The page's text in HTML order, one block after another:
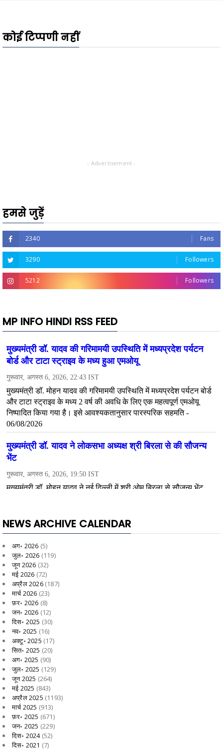
कोई टिप्पणी नहीं
- Advertisement -
हमसे जुड़ें
2340 Fans
3290 Followers
5212 Followers
MP INFO HINDI RSS FEED
NEWS ARCHIVE CALENDAR
अग॰ 2026 (5)
जुल॰ 2026 (119)
जून 2026 (32)
मई 2026 (72)
अप्रैल 2026(187)
मार्च 2026 (23)
फ़र॰ 2026 (8)
जन॰ 2026 (12)
दिस॰ 2025 (30)
नव॰ 2025 (16)
अक्टू॰ 2025 (17)
सित॰ 2025 (20)
अग॰ 2025 (90)
जुल॰ 2025 (129)
जून 2025 (264)
मई 2025 (843)
अप्रैल 2025 (1193)
मार्च 2025 (913)
फ़र॰ 2025 (671)
जन॰ 2025 (229)
दिस॰ 2024(52)
दिस॰ 2021 (7)